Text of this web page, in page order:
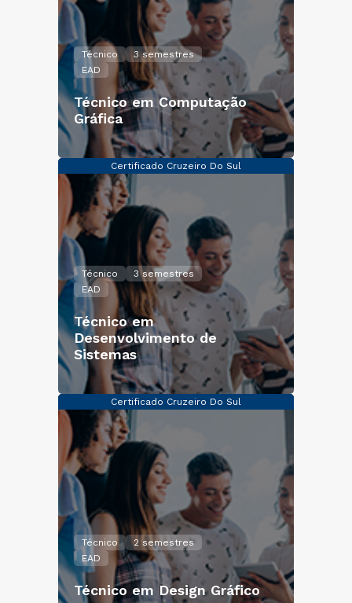
Técnico
3 semestres
EAD
Técnico em Computação
Gráfica
Certificado Cruzeiro Do Sul
Técnico
3 semestres
EAD
Técnico em
Desenvolvimento de
Sistemas
Certificado Cruzeiro Do Sul
Técnico
2 semestres
EAD
Técnico em Design Gráfico